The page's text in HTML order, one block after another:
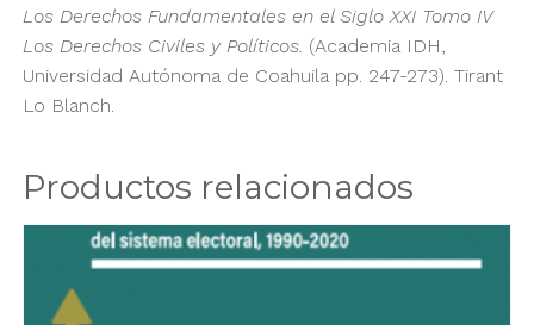
Los Derechos Fundamentales en el Siglo XXI Tomo IV
Los Derechos Civiles y Políticos. (Academia IDH,
Universidad Autónoma de Coahuila pp. 247-273). Tirant
Lo Blanch.
Productos relacionados